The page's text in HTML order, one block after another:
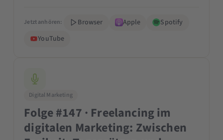
Jetzt anhören: Browser Apple
Spotify
YouTube
Digital Marketing
Folge #147 · Freelancing im
digitalen Marketing: Zwischen